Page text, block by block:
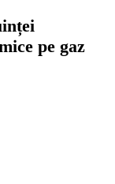
pe gaz